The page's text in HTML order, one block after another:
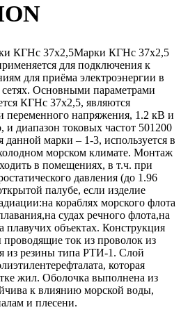
КГНс 37х2,5Марки КГНс 37х2,5
для подключения к
для приёма электроэнергии в
Основными параметрами
КГНс 37х2,5, являются
переменного напряжения, 1.2 кВ и
и диапазон токовых частот 501200
марки – 1-3, используется в
морском климате. Монтаж
в помещениях, в т.ч. при
давления (до 1.96
палубе, если изделие
кораблях морского флота
судах речного флота,на
плавучих объектах. Конструкция
ток из проволок из
из резины типа РТИ-1. Слой
которая
жил. Оболочка выполнена из
к влиянию морской воды,
и плесени.